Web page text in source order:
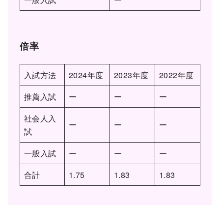
倍率
入試方法 2024年度 2023年度
2022年度
推薦入試
ー ー
ー
社会人入
試
ー ー ー
一般入試 ー ー
ー
合計
1.75 1.83 1.83